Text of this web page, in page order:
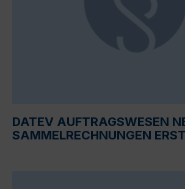
DATEV AUFTRAGSWESEN
SAMMELRECHNUNGEN